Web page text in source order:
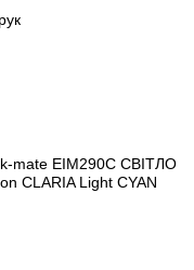
mate EIM290C СВІТЛО
CLARIA Light CYAN